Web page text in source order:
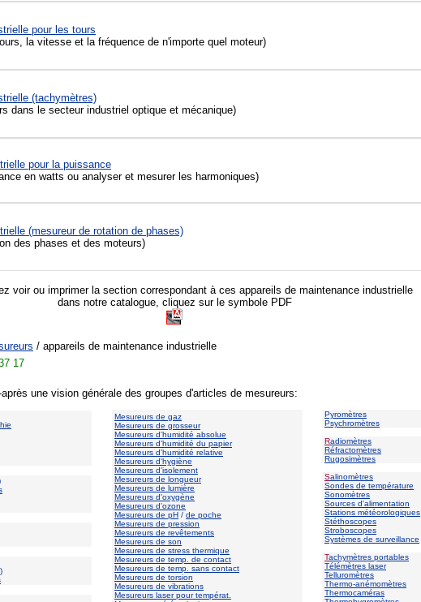
pour les tours
la vitesse et la fréquence de n'importe quel moteur)
(tachymètres)
dans le secteur industriel optique et mécanique)
pour la puissance
en watts ou analyser et mesurer les harmoniques)
(mesureur de rotation de phases)
des phases et des moteurs)
voir ou imprimer la section correspondant à ces appareils de maintenance industrielle
dans notre catalogue, cliquez sur le symbole PDF
/ appareils de maintenance industrielle
17
une vision générale des groupes d'articles de mesureurs:
Mesureurs de gaz
Mesureurs de grosseur
Mesureurs d'humidité absolue
Mesureurs d'humidité du papier
Mesureurs d'humidité relative
Mesureurs d'hygiène
Mesureurs d'isolement
Mesureurs de longueur
Mesureurs de lumière
Mesureurs d'oxygène
Mesureurs d'ozone
Mesureurs de pH / de poche
Mesureurs de pression
Mesureurs de revêtements
Mesureurs de son
Mesureurs de stress thermique
Mesureurs de temp. de contact
Mesureurs de temp. sans contact
Mesureurs de torsion
Mesureurs de vibrations
Mesureurs laser pour températ.
Pyromètres
Psychromètres
Radiomètres
Réfractomètres
Rugosimètres
Salinomètres
Sondes de température
Sonomètres
Sources d'alimentation
Stations météorologiques
Stéthoscopes
Stroboscopes
Systèmes de surveillance
Tachymètres portables
Télémètres laser
Telluromètres
Thermo-anémomètres
Thermocaméras